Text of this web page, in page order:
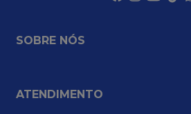
SOBRE NÓS
ATENDIMENTO